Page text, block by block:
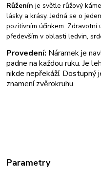
Růženínje světle růžový
lásky a krásy. Jedná se o
pozitivním účinkem. Zdravotní
především v oblasti ledvin,
Provedení: Náramek je
padne na každou ruku. Je
nikde nepřekáží. Dostupný
znamení zvěrokruhu.
Parametry